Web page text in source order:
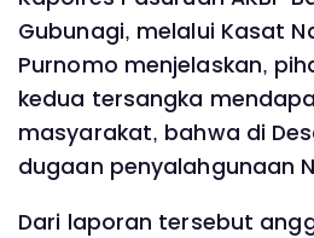
Gubunagi, melalui Kasat
Purnomo menjelaskan,
kedua tersangka
masyarakat, bahwa di
dugaan penyalahgunaan
Dari laporan tersebut